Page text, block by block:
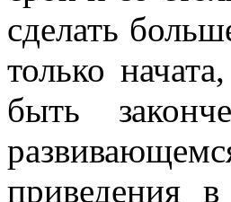
сделать
только
быть
приведе­ния